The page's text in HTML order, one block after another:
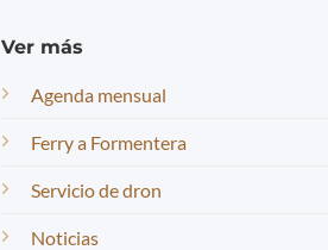
Ver más
Agenda mensual
Ferry a Formentera
Servicio de dron
Noticias